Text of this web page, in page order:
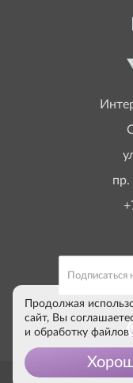
пр.
Продолжая
сайт, Вы
и обработку файлов